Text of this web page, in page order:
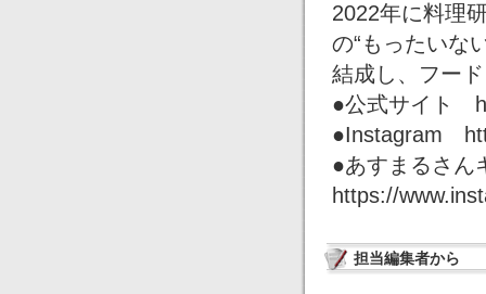
2022年に料理
の“もったいな
結成し、フー
●公式サイト
●Instagram
●あすまるさ
https://
担当編集者から